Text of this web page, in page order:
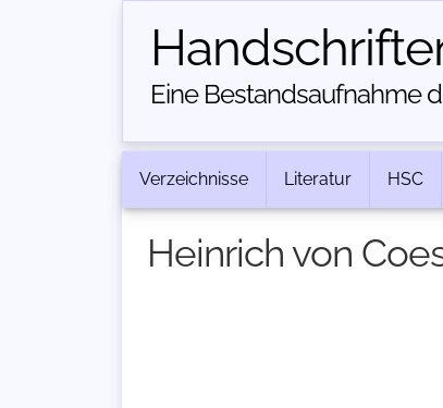
Eine Bestandsaufnahme
Verzeichnisse Literatur HSC
Heinrich von